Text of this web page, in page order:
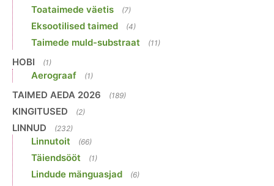
Toataimede väetis (7)
Eksootilised taimed (4)
Taimede muld-substraat (11)
HOBI (1)
Aerograaf (1)
TAIMED AEDA 2026 (189)
KINGITUSED (2)
LINNUD (232)
Linnutoit (66)
Täiendsööt (1)
Lindude mänguasjad (6)